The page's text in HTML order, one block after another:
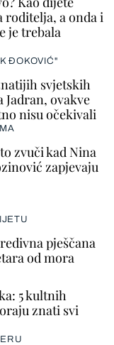
roditelja, a onda i
je trebala
ĐOKOVIĆ"
svjetskih
Jadran, ovakve
nisu očekivali
zvuči kad Nina
zapjevaju
pješčana
od mora
5 kultnih
znati svi